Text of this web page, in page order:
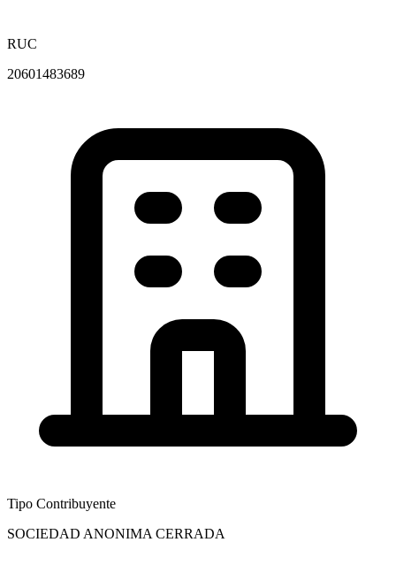
RUC
20601483689
Tipo Contribuyente
SOCIEDAD ANONIMA CERRADA